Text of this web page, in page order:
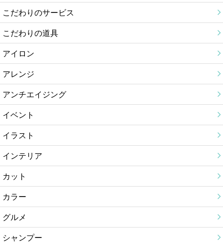
こだわりのサービス
こだわりの道具
アイロン
アレンジ
アンチエイジング
イベント
イラスト
インテリア
カット
カラー
グルメ
シャンプー